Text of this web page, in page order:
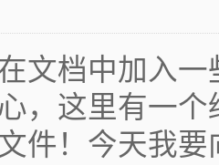
文档中加入
，这里有一
件！今天我